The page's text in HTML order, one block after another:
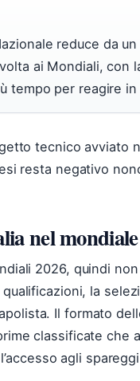
reduce da
ai Mondiali, con
tempo per reagire
tecnico
resta negativo
nel
2026, quindi
la
Il formato
classificate che
agli